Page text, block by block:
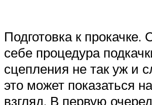
Подготовка к прокачке.
себе процедура
сцепления не так уж и
это может показаться
взгляд. В первую